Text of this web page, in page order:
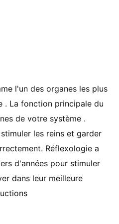
l'un des organes les plus
. La fonction principale du
de votre système .
les reins et garder
Réflexologie a
d'années pour stimuler
dans leur meilleure